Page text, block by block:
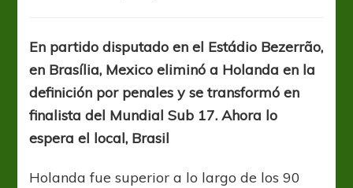
a
la
final
por
via
penales
En partido disputado en el Estádio Bezerrão,
en Brasília, Mexico eliminó a Holanda en la
definición por penales y se transformó en
finalista del Mundial Sub 17. Ahora lo
espera el local, Brasil
Holanda fue superior a lo largo de los 90